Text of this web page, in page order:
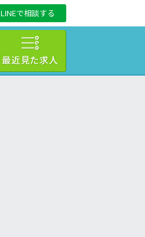
最近見た求人
LINEで相談する